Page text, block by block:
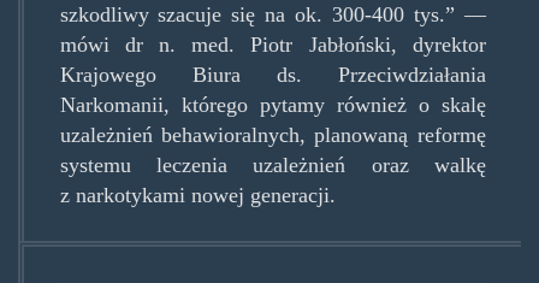
szkodliwy szacuje się na ok. 300-400 tys.” —
mówi dr n. med. Piotr Jabłoński, dyrektor
Krajowego Biura ds. Przeciwdziałania
Narkomanii, którego pytamy również o skalę
uzależnień behawioralnych, planowaną reformę
systemu leczenia uzależnień oraz walkę
z narkotykami nowej generacji.